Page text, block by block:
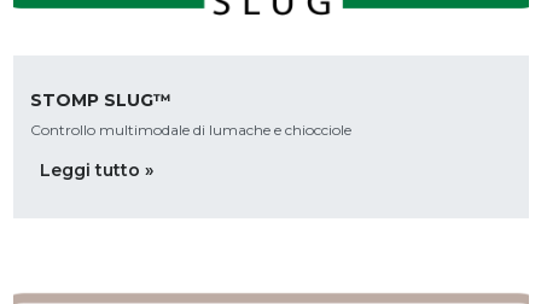
STOMP SLUG™
Controllo multimodale di lumache e chiocciole
Leggi tutto »